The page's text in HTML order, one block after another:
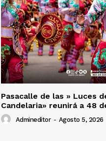
Pasacalle de las » Luces
Candelaria» reunirá a 48
Admineditor - Agosto 5, 2026